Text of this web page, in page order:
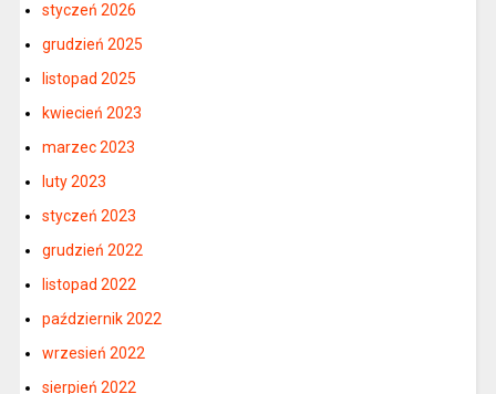
styczeń 2026
grudzień 2025
listopad 2025
kwiecień 2023
marzec 2023
luty 2023
styczeń 2023
grudzień 2022
listopad 2022
październik 2022
wrzesień 2022
sierpień 2022